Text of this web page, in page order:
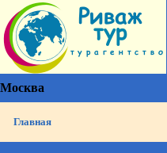
Москва
Главная